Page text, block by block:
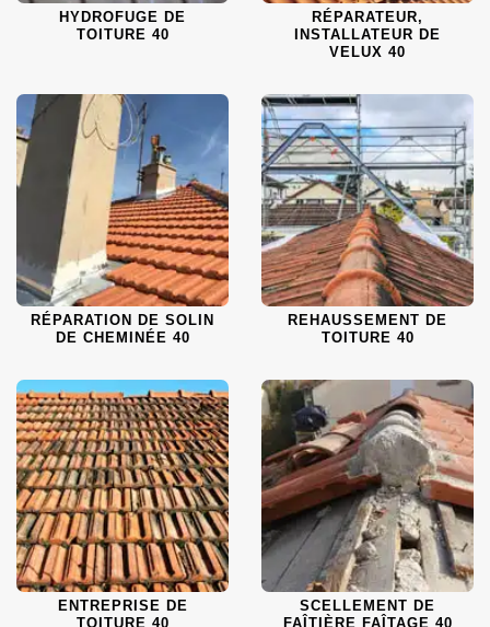
HYDROFUGE DE
TOITURE 40
RÉPARATEUR,
INSTALLATEUR DE
VELUX 40
RÉPARATION DE SOLIN
DE CHEMINÉE 40
REHAUSSEMENT DE
TOITURE 40
ENTREPRISE DE
TOITURE 40
SCELLEMENT DE
FAÎTIÈRE FAÎTAGE 40